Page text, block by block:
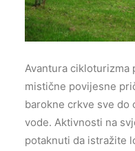
Avantura cikloturizma
mistične povijesne
barokne crkve sve do
vode. Aktivnosti na
potaknuti da istražite